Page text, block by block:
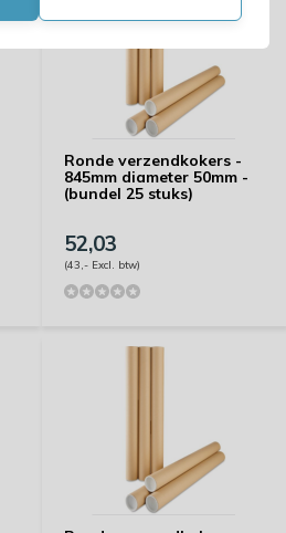
Ronde verzendkokers -
845mm diameter 50mm -
(bundel 25 stuks)
52,03
(43,- Excl. btw)